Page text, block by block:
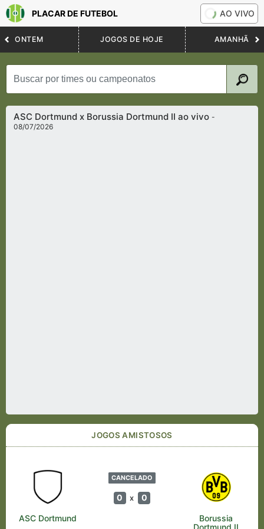
PLACAR DE FUTEBOL AO VIVO
ONTEM JOGOS DE HOJE AMANHÃ
ASC Dortmund x Borussia Dortmund II ao vivo-
08/07/2026
JOGOS AMISTOSOS
CANCELADO
0 x 0
ASC Dortmund
Borussia
Dortmund II